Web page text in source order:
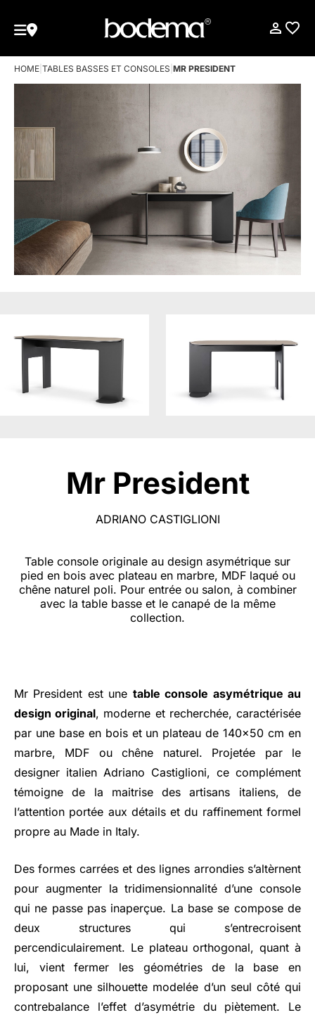
HOME TABLES BASSES ET CONSOLES MR PRESIDENT
Mr President
ADRIANO CASTIGLIONI
Table console originale au design asymétrique sur
pied en bois avec plateau en marbre, MDF laqué ou
chêne naturel poli. Pour entrée ou salon, à combiner
avec la table basse et le canapé de la même
collection.
Mr President est une table console asymétrique au
design original, moderne et recherchée, caractérisée
par une base en bois et un plateau de 140x50 cm en
marbre, MDF ou chêne naturel. Projetée par le
designer italien Adriano Castiglioni, ce complément
témoigne de la maitrise des artisans italiens, de
l’attention portée aux détails et du raffinement formel
propre au Made in Italy.
Des formes carrées et des lignes arrondies s’altèrnent
pour augmenter la tridimensionnalité d’une console
qui ne passe pas inaperçue. La base se compose de
deux structures qui s’entrecroisent
percendiculairement. Le plateau orthogonal, quant à
lui, vient fermer les géométries de la base en
proposant une silhouette modelée d’un seul côté qui
contrebalance l’effet d’asymétrie du piètement. Le